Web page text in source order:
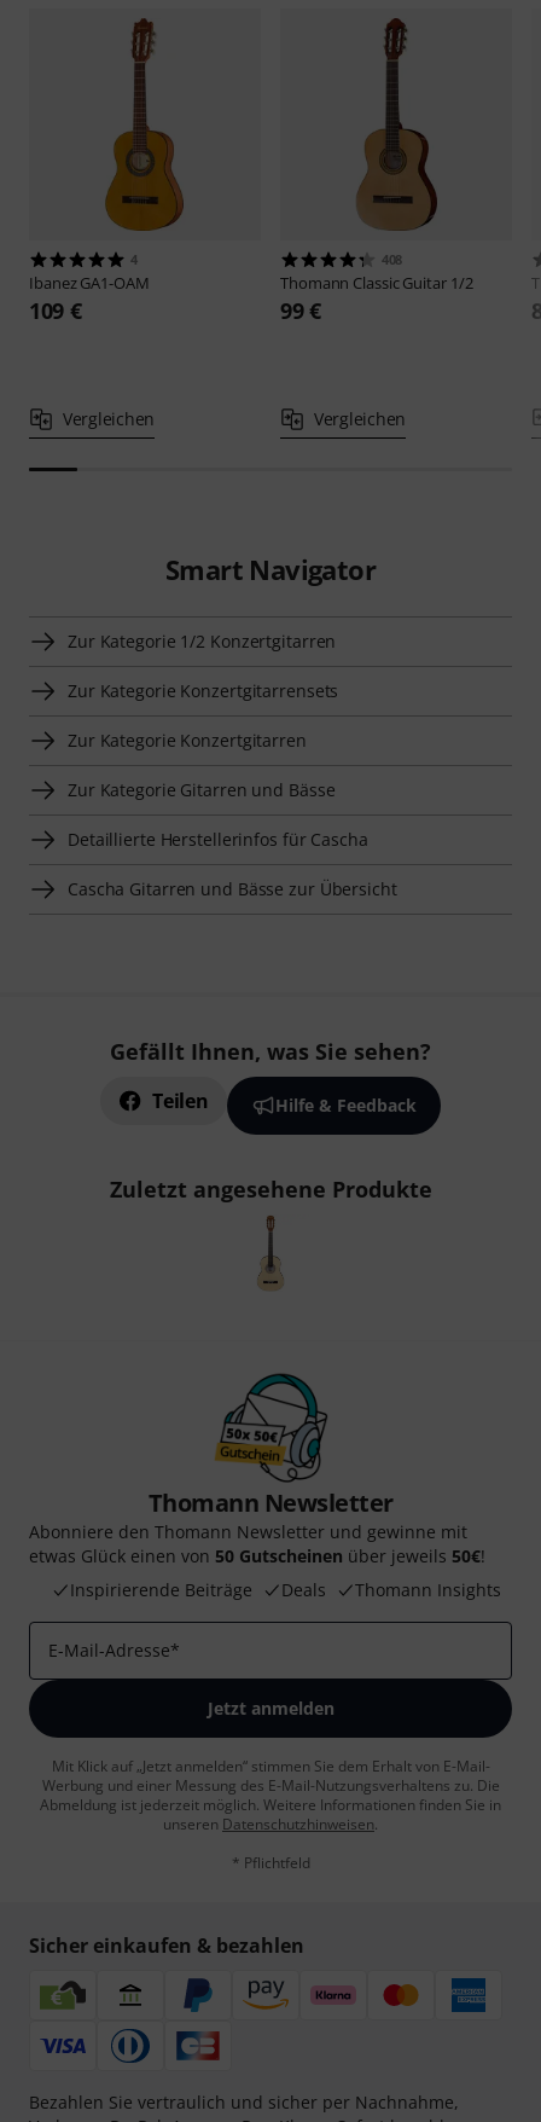
4
IbanezGA1-OAM
109 €
Vergleichen
408
Thomann Classic Guitar 1/2
99 €
Vergleichen
Smart Navigator
Zur Kategorie 1/2 Konzertgitarren
Zur Kategorie Konzertgitarrensets
Zur Kategorie Konzertgitarren
Zur Kategorie Gitarren und Bässe
Detaillierte Herstellerinfos für Cascha
Cascha Gitarren und Bässe zur Übersicht
Gefällt Ihnen, was Sie sehen?
Teilen Hilfe & Feedback
Zuletzt angesehene Produkte
Thomann Newsletter
Abonniere den Thomann Newsletter und gewinne mit
etwas Glück einen von 50 Gutscheinen über jeweils 50€!
Inspirierende Beiträge
Deals Thomann Insights
E-Mail-Adresse*
Jetzt anmelden
Mit Klick auf „Jetzt anmelden“ stimmen Sie dem Erhalt von E-Mail-
Werbung und einer Messung des E-Mail-Nutzungsverhaltens zu. Die
Abmeldung ist jederzeit möglich. Weitere Informationen finden Sie in
unseren Datenschutzhinweisen.
* Pflichtfeld
Sicher einkaufen & bezahlen
Bezahlen Sie vertraulich und sicher per Nachnahme,